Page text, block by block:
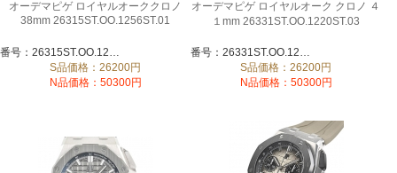
オーデマピゲ ロイヤルオーククロノ
38mm 26315ST.OO.1256ST.01
番号：26315ST.OO.1256ST.01
S品価格：26200円
N品価格：50300円
オーデマピゲ ロイヤルオーク クロノ ４
１mm 26331ST.OO.1220ST.03
番号：26331ST.OO.1220ST.03
S品価格：26200円
N品価格：50300円